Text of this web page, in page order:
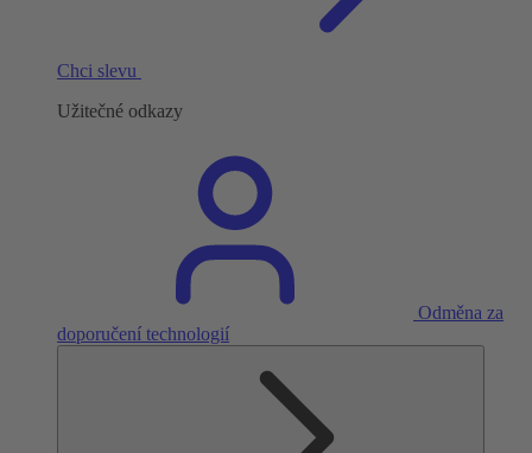
Chci slevu
Užitečné odkazy
Odměna za
doporučení technologií